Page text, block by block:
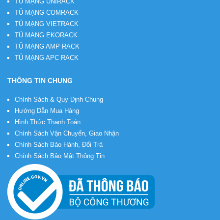
TỦ MẠNG COMRACK
TỦ MẠNG VIETRACK
TỦ MẠNG EKORACK
TỦ MẠNG AMP RACK
TỦ MẠNG APC RACK
THÔNG TIN CHUNG
Chính Sách & Quy Định Chung
Hướng Dẫn Mua Hàng
Hình Thức Thanh Toán
Chính Sách Vận Chuyển, Giao Nhận
Chính Sách Bảo Hành, Đổi Trả
Chính Sách Bảo Mật Thông Tin